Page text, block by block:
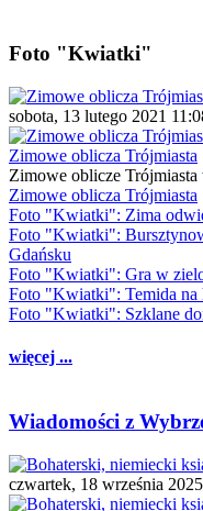
Foto "Kwiatki"
sobota, 13 lutego 2021
Zimowe oblicza Trójmiasta
Zimowe oblicze
Zimowe oblicza Trójmiasta
Foto "Kwiatki": Zima
Foto "Kwiatki":
Gdańsku
Foto "Kwiatki": Gra w
Foto "Kwiatki": Temida na
Foto "Kwiatki": Szklane
więcej ...
Wiadomości z
czwartek, 18 września